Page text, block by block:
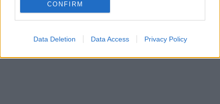
CONFIRM
Data Deletion Data Access Privacy Policy